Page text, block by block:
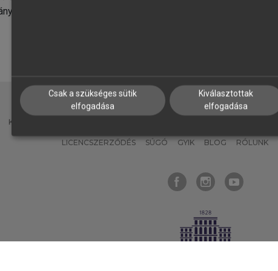
KÖNYVTÁROSOKNAK
LICENCSZERZŐDÉS SÚGÓ GYIK BLOG RÓLUNK
Csak a szükséges sütik
elfogadása
Kiválasztottak
elfogadása